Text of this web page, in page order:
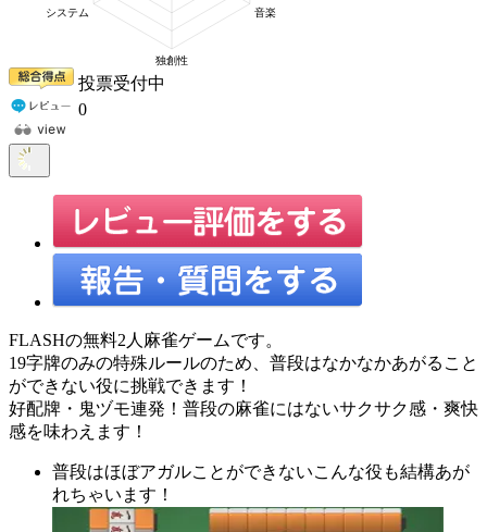
投票受付中
0
FLASHの無料2人麻雀ゲームです。
19字牌のみの特殊ルールのため、普段はなかなかあがること
ができない役に挑戦できます！
好配牌・鬼ヅモ連発！普段の麻雀にはないサクサク感・爽快
感を味わえます！
普段はほぼアガルことができないこんな役も結構あが
れちゃいます！